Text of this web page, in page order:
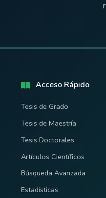
Acceso Rápido
Tesis de Grado
Tesis de Maestría
Tesis Doctorales
Artículos Científicos
Búsqueda Avanzada
Estadísticas